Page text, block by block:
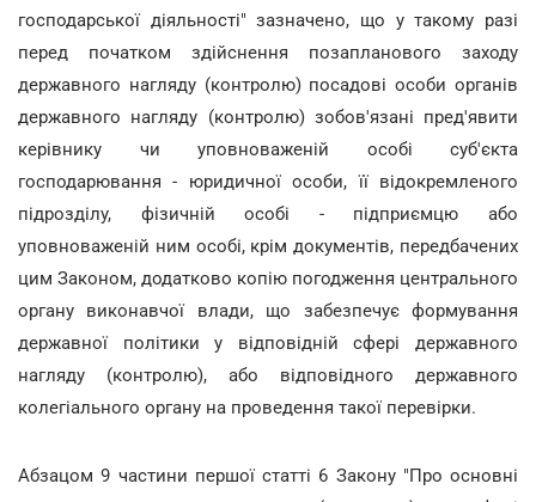
господарської діяльності" зазначено, що у такому разі
перед початком здійснення позапланового заходу
державного нагляду (контролю) посадові особи органів
державного нагляду (контролю) зобов'язані пред'явити
керівнику чи уповноваженій особі суб'єкта
господарювання - юридичної особи, її відокремленого
підрозділу, фізичній особі - підприємцю або
уповноваженій ним особі, крім документів, передбачених
цим Законом, додатково копію погодження центрального
органу виконавчої влади, що забезпечує формування
державної політики у відповідній сфері державного
нагляду (контролю), або відповідного державного
колегіального органу на проведення такої перевірки.
Абзацом 9 частини першої статті 6 Закону "Про основні